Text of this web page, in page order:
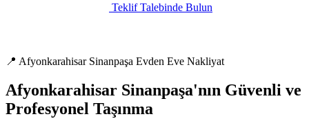
Teklif Talebinde Bulun
📍 Afyonkarahisar Sinanpaşa Evden Eve Nakliyat
Afyonkarahisar Sinanpaşa'nın Güvenli ve
Profesyonel Taşınma